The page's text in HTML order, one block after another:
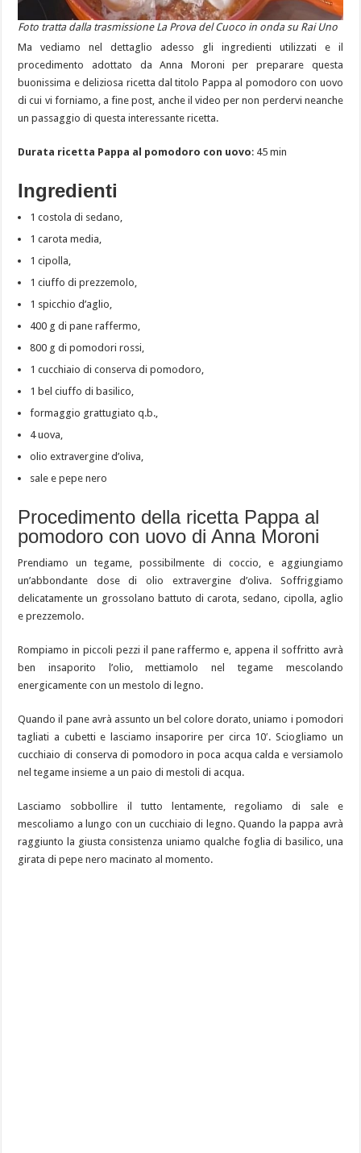
Foto tratta dalla trasmissione La Prova del Cuoco in onda su Rai Uno
Ma vediamo nel dettaglio adesso gli ingredienti utilizzati e il
procedimento adottato da Anna Moroni per preparare questa
buonissima e deliziosa ricetta dal titolo Pappa al pomodoro con uovo
di cui vi forniamo, a fine post, anche il video per non perdervi neanche
un passaggio di questa interessante ricetta.
Durata ricetta Pappa al pomodoro con uovo: 45 min
Ingredienti
1 costola di sedano,
1 carota media,
1 cipolla,
1 ciuffo di prezzemolo,
1 spicchio d’aglio,
400 g di pane raffermo,
800 g di pomodori rossi,
1 cucchiaio di conserva di pomodoro,
1 bel ciuffo di basilico,
formaggio grattugiato q.b.,
4 uova,
olio extravergine d’oliva,
sale e pepe nero
Procedimento della ricetta Pappa al
pomodoro con uovo di Anna Moroni
Prendiamo un tegame, possibilmente di coccio, e aggiungiamo
un’abbondante dose di olio extravergine d’oliva. Soffriggiamo
delicatamente un grossolano battuto di carota, sedano, cipolla, aglio
e prezzemolo.
Rompiamo in piccoli pezzi il pane raffermo e, appena il soffritto avrà
ben insaporito l’olio, mettiamolo nel tegame mescolando
energicamente con un mestolo di legno.
Quando il pane avrà assunto un bel colore dorato, uniamo i pomodori
tagliati a cubetti e lasciamo insaporire per circa 10′. Sciogliamo un
cucchiaio di conserva di pomodoro in poca acqua calda e versiamolo
nel tegame insieme a un paio di mestoli di acqua.
Lasciamo sobbollire il tutto lentamente, regoliamo di sale e
mescoliamo a lungo con un cucchiaio di legno. Quando la pappa avrà
raggiunto la giusta consistenza uniamo qualche foglia di basilico, una
girata di pepe nero macinato al momento.